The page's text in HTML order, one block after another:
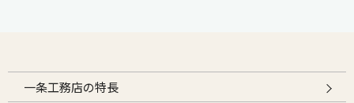
一条工務店の特長